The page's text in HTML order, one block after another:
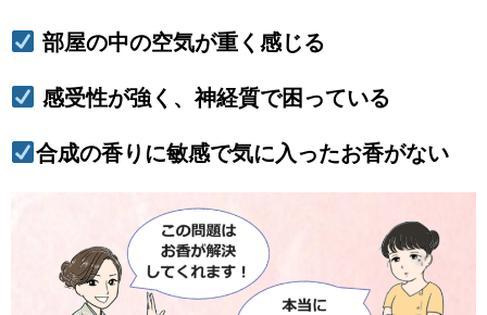
部屋の中の空気が重く感じる
感受性が強く、神経質で困っている
合成の香りに敏感で気に入ったお香がない